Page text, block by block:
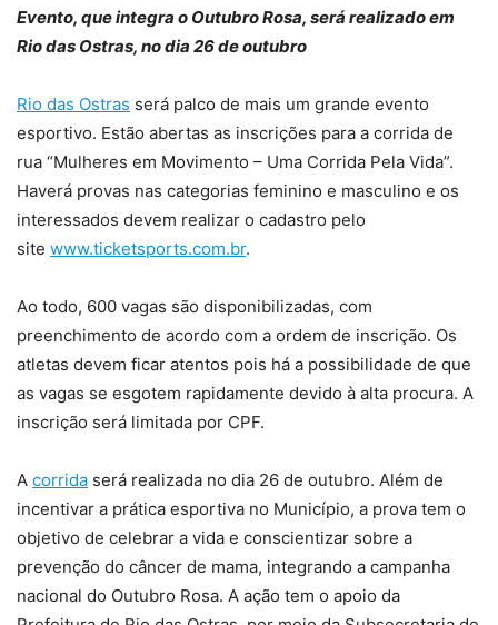
Evento, que integra o Outubro Rosa, será realizado em
Rio das Ostras, no dia 26 de outubro
Rio das Ostras será palco de mais um grande evento
esportivo. Estão abertas as inscrições para a corrida de
rua “Mulheres em Movimento – Uma Corrida Pela Vida”.
Haverá provas nas categorias feminino e masculino e os
interessados devem realizar o cadastro pelo
site www.ticketsports.com.br.
Ao todo, 600 vagas são disponibilizadas, com
preenchimento de acordo com a ordem de inscrição. Os
atletas devem ficar atentos pois há a possibilidade de que
as vagas se esgotem rapidamente devido à alta procura. A
inscrição será limitada por CPF.
A corrida será realizada no dia 26 de outubro. Além de
incentivar a prática esportiva no Município, a prova tem o
objetivo de celebrar a vida e conscientizar sobre a
prevenção do câncer de mama, integrando a campanha
nacional do Outubro Rosa. A ação tem o apoio da